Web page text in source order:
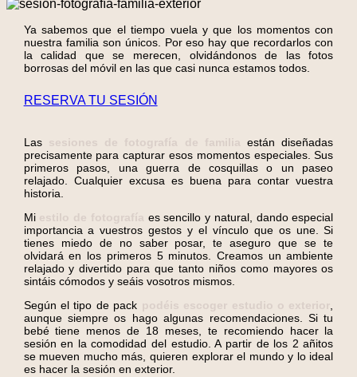
Ya sabemos que el tiempo vuela y que los momentos con
nuestra familia son únicos. Por eso hay que recordarlos con
la calidad que se merecen, olvidándonos de las fotos
borrosas del móvil en las que casi nunca estamos todos.
RESERVA TU SESIÓN
Las sesiones de fotografía de familia
están diseñadas
precisamente para capturar esos momentos especiales. Sus
primeros pasos, una guerra de cosquillas o un paseo
relajado. Cualquier excusa es buena para contar vuestra
historia.
Mi estilo de fotografía es sencillo y natural, dando especial
importancia a vuestros gestos y el vínculo que os une. Si
tienes miedo de no saber posar, te aseguro que se te
olvidará en los primeros 5 minutos. Creamos un ambiente
relajado y divertido para que tanto niños como mayores os
sintáis cómodos y seáis vosotros mismos.
Según el tipo de pack podéis escoger estudio o exterior,
aunque siempre os hago algunas recomendaciones. Si tu
bebé tiene menos de 18 meses, te recomiendo hacer la
sesión en la comodidad del estudio. A partir de los 2 añitos
se mueven mucho más, quieren explorar el mundo y lo ideal
es hacer la sesión en exterior.